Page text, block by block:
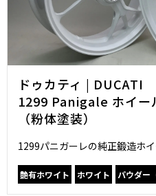
ドゥカティ | DUCATI
1299 Panigale ホイー
（粉体塗装）
1299パニガーレの純正鍛造ホ
艶有ホワイト ホワイト パウダー